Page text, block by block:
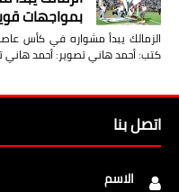
بمواجهات
الزمالك يبدأ مشواره في كأس
كتب: أحمد هاني تصوير: أحمد هاني
اتصل بنا
الاسم